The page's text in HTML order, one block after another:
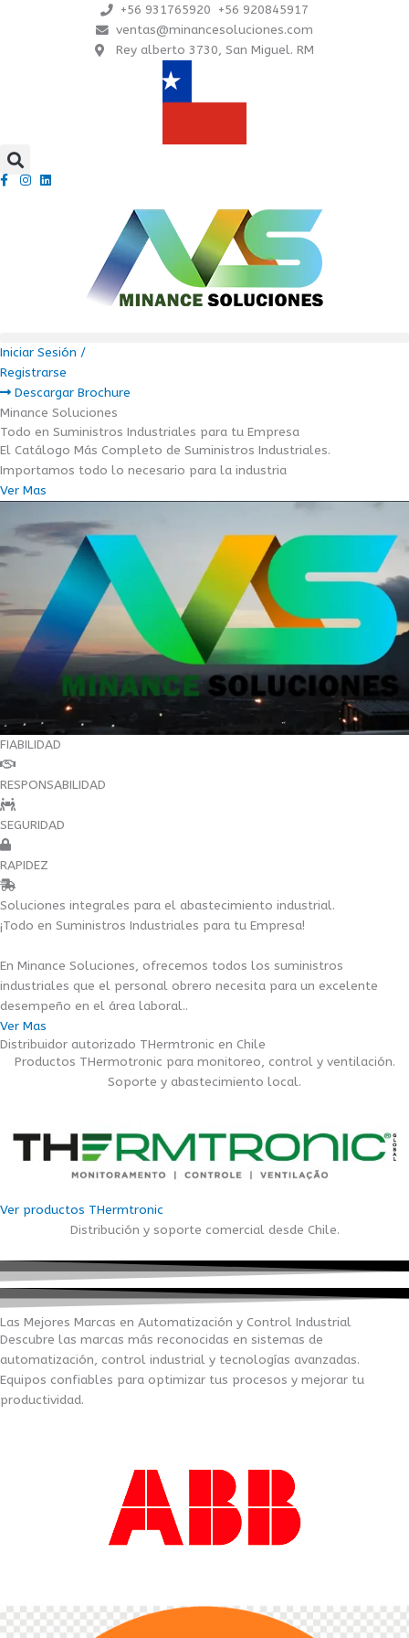
+56 931765920 +56 920845917
ventas@minancesoluciones.com
Rey alberto 3730, San Miguel. RM
Iniciar Sesión /
Registrarse
Descargar Brochure
Minance Soluciones
Todo en Suministros Industriales para tu Empresa
El Catálogo Más Completo de Suministros Industriales.
Importamos todo lo necesario para la industria
Ver Mas
FIABILIDAD
RESPONSABILIDAD
SEGURIDAD
RAPIDEZ
Soluciones integrales para el abastecimiento industrial.
¡Todo en Suministros Industriales para tu Empresa!
En Minance Soluciones, ofrecemos todos los suministros
industriales que el personal obrero necesita para un excelente
desempeño en el área laboral..
Ver Mas
Distribuidor autorizado THermtronic en Chile
Productos THermotronic para monitoreo, control y ventilación.
Soporte y abastecimiento local.
Ver productos THermtronic
Distribución y soporte comercial desde Chile.
Las Mejores Marcas en Automatización y Control Industrial
Descubre las marcas más reconocidas en sistemas de
automatización, control industrial y tecnologías avanzadas.
Equipos confiables para optimizar tus procesos y mejorar tu
productividad.